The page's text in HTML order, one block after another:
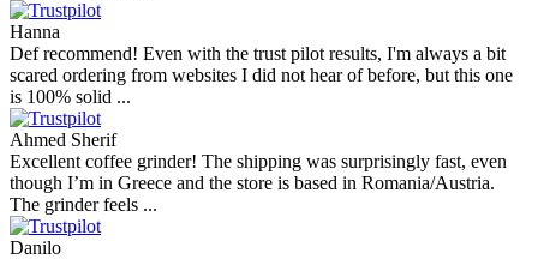
Hanna
Def recommend! Even with the trust pilot results, I'm always a bit
scared ordering from websites I did not hear of before, but this one
is 100% solid ...
Ahmed Sherif
Excellent coffee grinder! The shipping was surprisingly fast, even
though I’m in Greece and the store is based in Romania/Austria.
The grinder feels ...
Danilo